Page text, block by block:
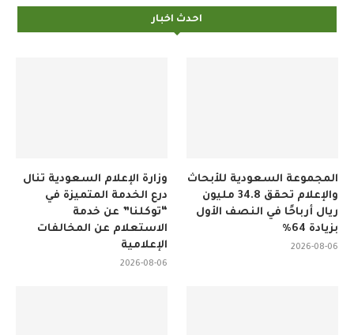
احدث اخبار
وزارة الإعلام السعودية تنال
درع الخدمة المتميزة في
“توكلنا” عن خدمة
الاستعلام عن المخالفات
الإعلامية
2026-08-06
المجموعة السعودية للأبحاث
والإعلام تحقق 34.8 مليون
ريال أرباحًا في النصف الأول
بزيادة 64%
2026-08-06